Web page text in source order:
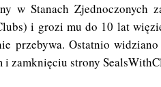
w Stanach Zjednoczonych
i grozi mu do 10 lat
przebywa. Ostatnio
zamknięciu strony